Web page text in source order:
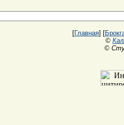
[Главная] [
©
©